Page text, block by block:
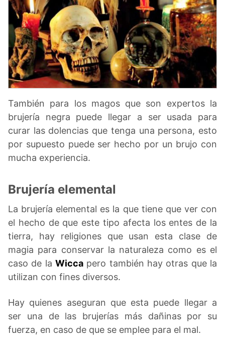
También para los magos que son expertos la
brujería negra puede llegar a ser usada para
curar las dolencias que tenga una persona, esto
por supuesto puede ser hecho por un brujo con
mucha experiencia.
Brujería elemental
La brujería elemental es la que tiene que ver con
el hecho de que este tipo afecta los entes de la
tierra, hay religiones que usan esta clase de
magia para conservar la naturaleza como es el
caso de la Wicca pero también hay otras que la
utilizan con fines diversos.
Hay quienes aseguran que esta puede llegar a
ser una de las brujerías más dañinas por su
fuerza, en caso de que se emplee para el mal.